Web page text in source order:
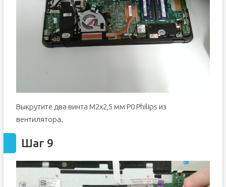
Выкрутите два винта M2x2,5 мм P0 Philips из
вентилятора.
Шаг 9